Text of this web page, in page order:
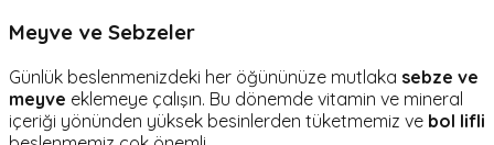
Meyve ve Sebzeler
Günlük beslenmenizdeki her öğününüze mutlaka sebze ve
meyve eklemeye çalışın. Bu dönemde vitamin ve mineral
içeriği yönünden yüksek besinlerden tüketmemiz ve bol lifli